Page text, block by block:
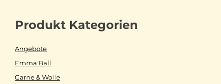
Produkt Kategorien
Angebote
Emma Ball
Garne & Wolle